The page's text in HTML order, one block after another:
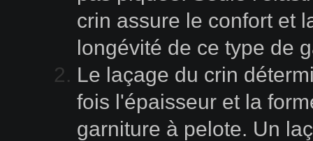
crin assure le confort et
longévité de ce type de
Le laçage du crin
fois l'épaisseur et la
garniture à pelote. Un